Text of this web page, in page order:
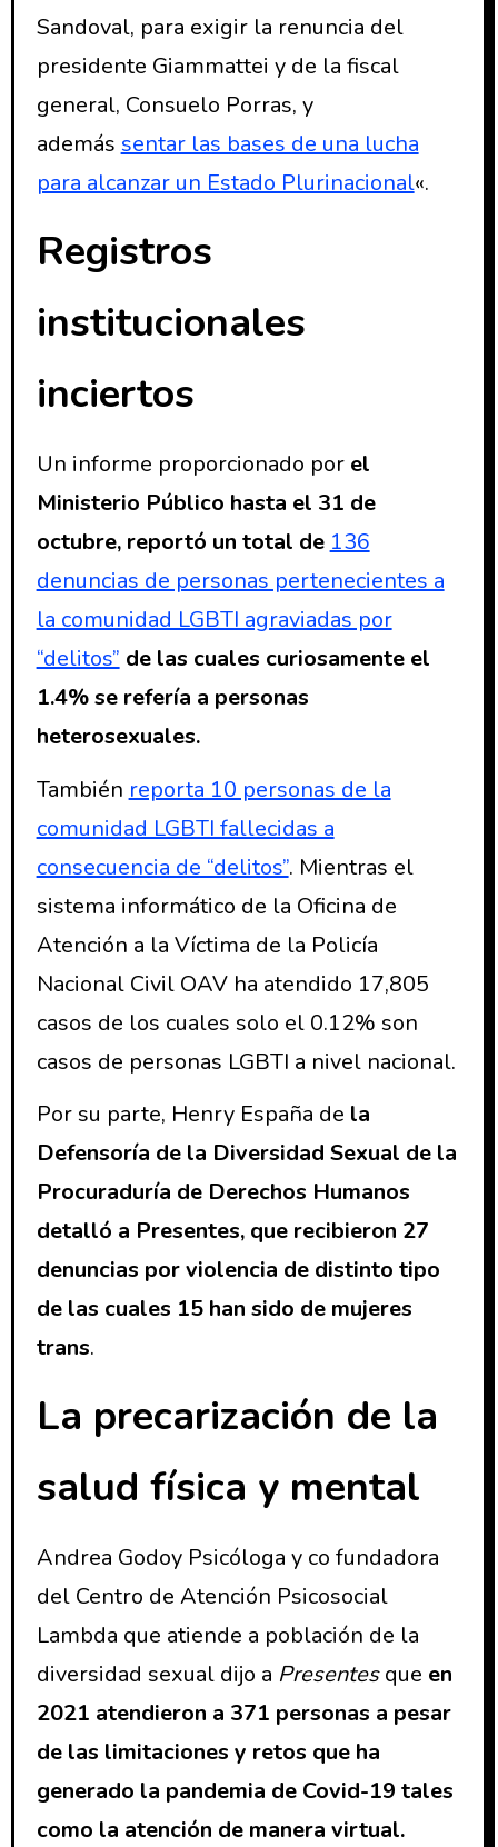
Sandoval, para exigir la renuncia del
presidente Giammattei y de la fiscal
general, Consuelo Porras, y
además sentar las bases de una lucha
para alcanzar un Estado Plurinacional«.
Registros
institucionales
inciertos
Un informe proporcionado por el
Ministerio Público hasta el 31 de
octubre, reportó un total de 136
denuncias de personas pertenecientes a
la comunidad LGBTI agraviadas por
“delitos” de las cuales curiosamente el
1.4% se refería a personas
heterosexuales.
También reporta 10 personas de la
comunidad LGBTI fallecidas a
consecuencia de “delitos”. Mientras el
sistema informático de la Oficina de
Atención a la Víctima de la Policía
Nacional Civil OAV ha atendido 17,805
casos de los cuales solo el 0.12% son
casos de personas LGBTI a nivel nacional.
Por su parte, Henry España de la
Defensoría de la Diversidad Sexual de la
Procuraduría de Derechos Humanos
detalló a Presentes, que recibieron 27
denuncias por violencia de distinto tipo
de las cuales 15 han sido de mujeres
trans.
La precarización de la
salud física y mental
Andrea Godoy Psicóloga y co fundadora
del Centro de Atención Psicosocial
Lambda que atiende a población de la
diversidad sexual dijo a Presentesque en
2021 atendieron a 371 personas a pesar
de las limitaciones y retos que ha
generado la pandemia de Covid-19 tales
como la atención de manera virtual.